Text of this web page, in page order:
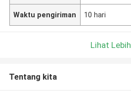
Waktu pengiriman 10 hari
Lihat Lebih
Tentang kita